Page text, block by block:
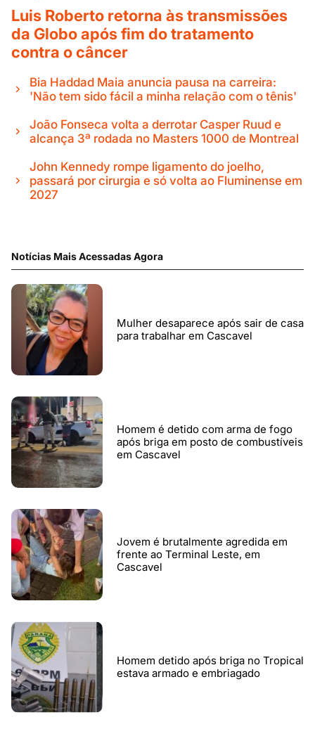
Luis Roberto retorna às transmissões
da Globo após fim do tratamento
contra o câncer
Bia Haddad Maia anuncia pausa na carreira:
'Não tem sido fácil a minha relação com o tênis'
João Fonseca volta a derrotar Casper Ruud e
alcança 3ª rodada no Masters 1000 de Montreal
John Kennedy rompe ligamento do joelho,
passará por cirurgia e só volta ao Fluminense em
2027
Notícias Mais Acessadas Agora
Mulher desaparece após sair de casa
para trabalhar em Cascavel
Homem é detido com arma de fogo
após briga em posto de combustíveis
em Cascavel
Jovem é brutalmente agredida em
frente ao Terminal Leste, em
Cascavel
Homem detido após briga no Tropical
estava armado e embriagado